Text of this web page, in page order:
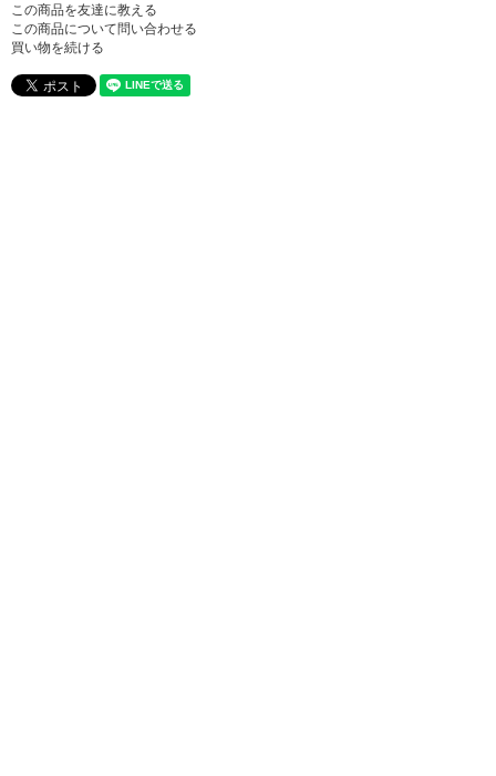
この商品を友達に教える
この商品について問い合わせる
買い物を続ける